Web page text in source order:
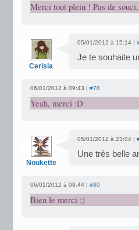
Merci tout plein ! Pas de
Cerisia
05/01/2012 à 15:14 |
Je te souhaite
06/01/2012 à 09:43 | #78
Yeah, merci :D
Noukette
05/01/2012 à 23:04 |
Une très belle
06/01/2012 à 09:44 | #80
Bien le merci ;)